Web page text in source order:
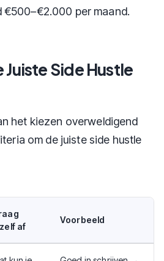
€500–€2.000 per maand.
Juiste Side Hustle
het kiezen overweldigend
om de juiste side hustle
af
Voorbeeld